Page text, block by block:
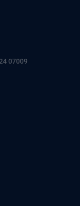
07009